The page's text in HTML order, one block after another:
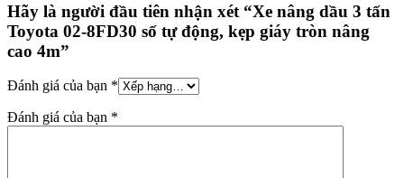
Hãy là người đầu tiên nhận xét “Xe nâng dầu 3 tấn
Toyota 02-8FD30 số tự động, kẹp giáy tròn nâng
cao 4m”
Đánh giá của bạn *
Đánh giá của bạn *